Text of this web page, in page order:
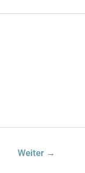
Weiter →